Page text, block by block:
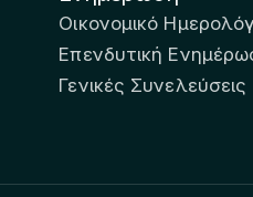
Οικονομικό
Επενδυτική
Γενικές Συνελεύσεις